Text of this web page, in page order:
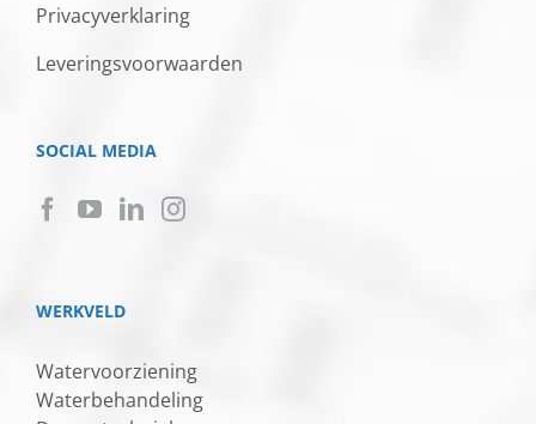
Privacyverklaring
Leveringsvoorwaarden
SOCIAL MEDIA
WERKVELD
Watervoorziening
Waterbehandeling